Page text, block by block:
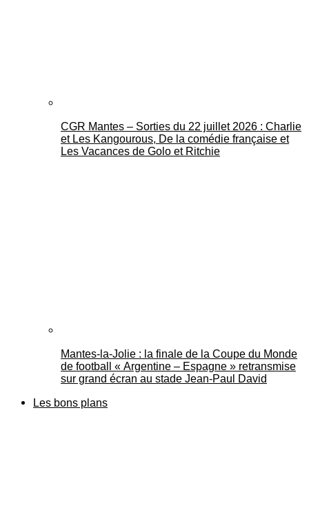
CGR Mantes – Sorties du 22 juillet 2026 : Charlie
et Les Kangourous, De la comédie française et
Les Vacances de Golo et Ritchie
Mantes-la-Jolie : la finale de la Coupe du Monde
de football « Argentine – Espagne » retransmise
sur grand écran au stade Jean-Paul David
Les bons plans